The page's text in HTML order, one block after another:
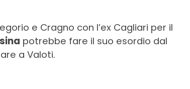
e Cragno con l’ex Cagliari per il
potrebbe fare il suo esordio dal
a Valoti.